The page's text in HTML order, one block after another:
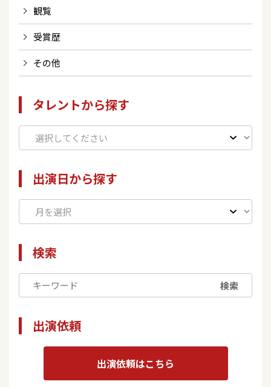
観覧
受賞歴
その他
タレントから探す
出演日から探す
検索
検索
出演依頼
出演依頼はこちら